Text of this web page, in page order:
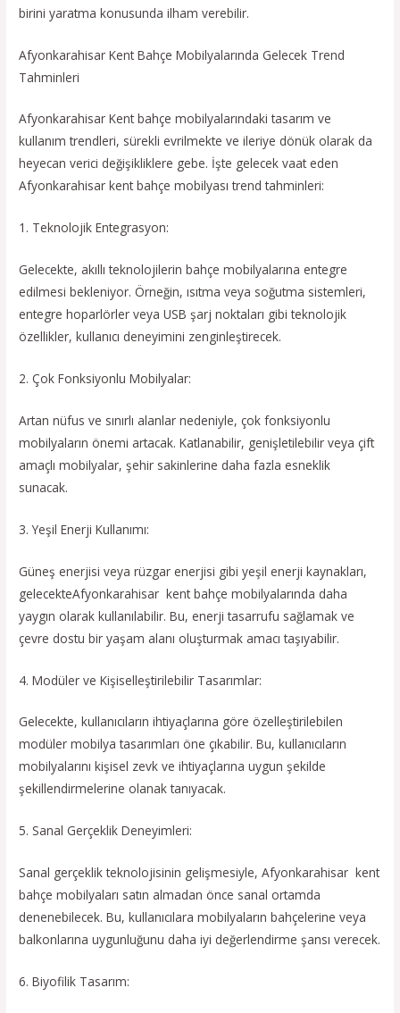
birini yaratma konusunda ilham verebilir.
Afyonkarahisar Kent Bahçe Mobilyalarında Gelecek Trend
Tahminleri
Afyonkarahisar Kent bahçe mobilyalarındaki tasarım ve
kullanım trendleri, sürekli evrilmekte ve ileriye dönük olarak da
heyecan verici değişikliklere gebe. İşte gelecek vaat eden
Afyonkarahisar kent bahçe mobilyası trend tahminleri:
1. Teknolojik Entegrasyon:
Gelecekte, akıllı teknolojilerin bahçe mobilyalarına entegre
edilmesi bekleniyor. Örneğin, ısıtma veya soğutma sistemleri,
entegre hoparlörler veya USB şarj noktaları gibi teknolojik
özellikler, kullanıcı deneyimini zenginleştirecek.
2. Çok Fonksiyonlu Mobilyalar:
Artan nüfus ve sınırlı alanlar nedeniyle, çok fonksiyonlu
mobilyaların önemi artacak. Katlanabilir, genişletilebilir veya çift
amaçlı mobilyalar, şehir sakinlerine daha fazla esneklik
sunacak.
3. Yeşil Enerji Kullanımı:
Güneş enerjisi veya rüzgar enerjisi gibi yeşil enerji kaynakları,
gelecekteAfyonkarahisar kent bahçe mobilyalarında daha
yaygın olarak kullanılabilir. Bu, enerji tasarrufu sağlamak ve
çevre dostu bir yaşam alanı oluşturmak amacı taşıyabilir.
4. Modüler ve Kişiselleştirilebilir Tasarımlar:
Gelecekte, kullanıcıların ihtiyaçlarına göre özelleştirilebilen
modüler mobilya tasarımları öne çıkabilir. Bu, kullanıcıların
mobilyalarını kişisel zevk ve ihtiyaçlarına uygun şekilde
şekillendirmelerine olanak tanıyacak.
5. Sanal Gerçeklik Deneyimleri:
Sanal gerçeklik teknolojisinin gelişmesiyle, Afyonkarahisar kent
bahçe mobilyaları satın almadan önce sanal ortamda
denenebilecek. Bu, kullanıcılara mobilyaların bahçelerine veya
balkonlarına uygunluğunu daha iyi değerlendirme şansı verecek.
6. Biyofilik Tasarım: